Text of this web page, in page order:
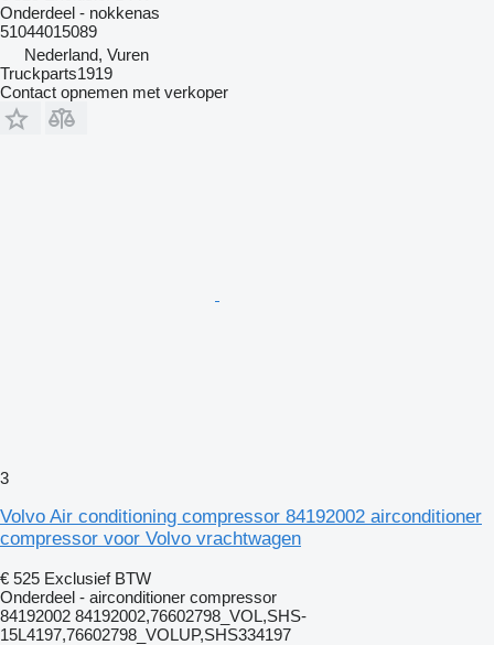
Onderdeel - nokkenas
51044015089
Nederland, Vuren
Truckparts1919
Contact opnemen met verkoper
3
Volvo Air conditioning compressor 84192002 airconditioner
compressor voor Volvo vrachtwagen
€ 525 Exclusief BTW
Onderdeel - airconditioner compressor
84192002 84192002,76602798_VOL,SHS-
15L4197,76602798_VOLUP,SHS334197